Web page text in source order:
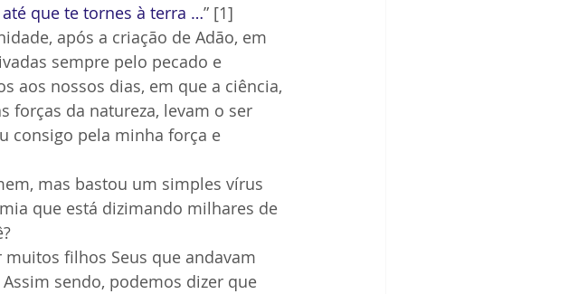
que te tornes à terra …” [1]
sempre pelo pecado e
aos nossos dias, em que a ciência,
forças da natureza, levam o ser
consigo pela minha força e
mas bastou um simples vírus
que está dizimando milhares de
filhos Seus que andavam
sendo, podemos dizer que